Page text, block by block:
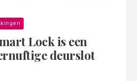
Lock is een
deurslot